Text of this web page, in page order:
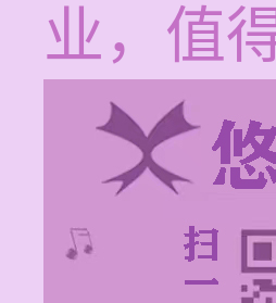
业，值